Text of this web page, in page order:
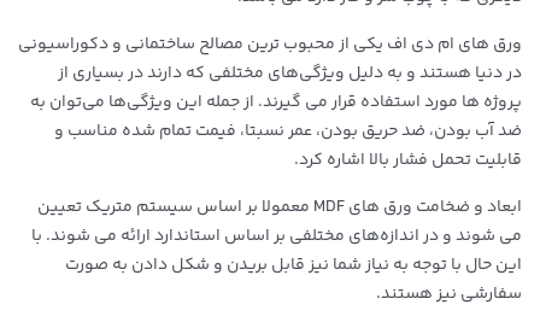
ورق های ام دی اف یکی از محبوب ترین مصالح ساختمانی و دکوراسیونی
در دنیا هستند و به دلیل ویژگی‌های مختلفی که دارند در بسیاری از
پروژه ها مورد استفاده قرار می گیرند. از جمله این ویژگی‌ها می‌توان به
ضد آب بودن، ضد حریق بودن، عمر نسبتا، فیمت تمام شده مناسب و
قابلیت تحمل فشار بالا اشاره کرد.
ابعاد و ضخامت ورق های MDF معمولا بر اساس سیستم متریک تعیین
می شوند و در اندازه‌های مختلفی بر اساس استاندارد ارائه می شوند. با
این حال با توجه به نیاز شما نیز قابل بریدن و شکل دادن به صورت
سفارشی نیز هستند.